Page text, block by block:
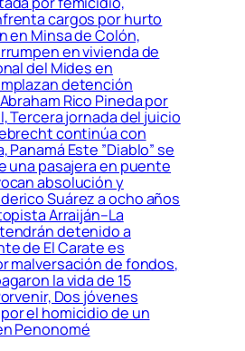
cargos por hurto
en Minsa de Colón,
en vivienda de
del Mides en
detención
Rico Pineda por
Tercera jornada del juicio
continúa con
Panamá Este ”Diablo” se
una pasajera en puente
absolución y
Suárez a ocho años
Arraiján–La
detenido a
de El Carate es
malversación de fondos,
la vida de 15
Dos jóvenes
el homicidio de un
Penonomé